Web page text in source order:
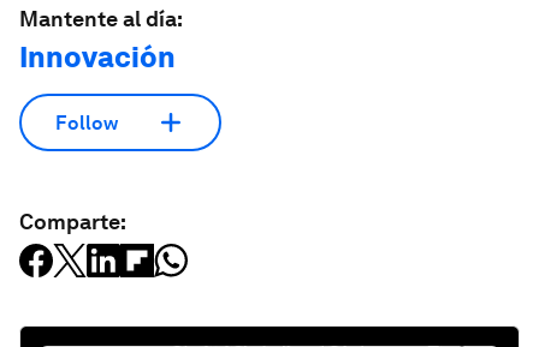
Mantente al día:
Innovación
Follow
Comparte: